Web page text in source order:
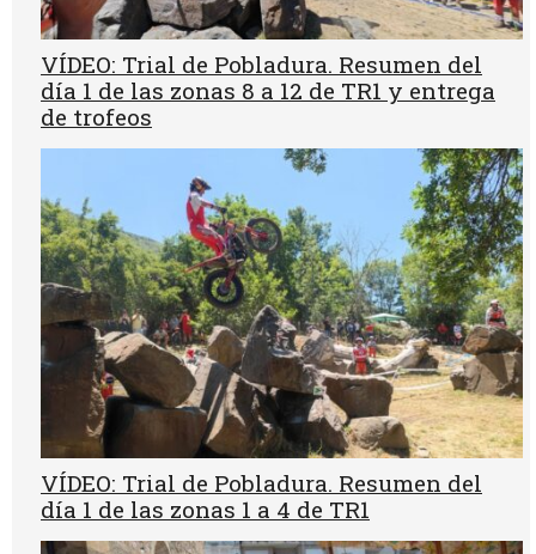
VÍDEO: Trial de Pobladura. Resumen del
día 1 de las zonas 8 a 12 de TR1 y entrega
de trofeos
VÍDEO: Trial de Pobladura. Resumen del
día 1 de las zonas 1 a 4 de TR1